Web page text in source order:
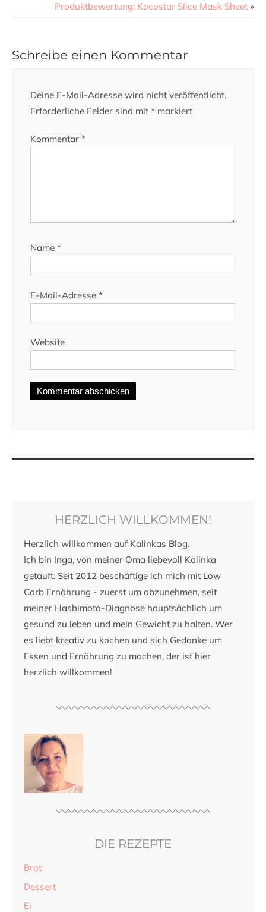
Produktbewertung: Kocostar Slice Mask Sheet »
Schreibe einen Kommentar
Deine E-Mail-Adresse wird nicht veröffentlicht.
Erforderliche Felder sind mit * markiert
Kommentar *
Name *
E-Mail-Adresse *
Website
HERZLICH WILLKOMMEN!
Herzlich willkommen auf Kalinkas Blog.
Ich bin Inga, von meiner Oma liebevoll Kalinka
getauft. Seit 2012 beschäftige ich mich mit Low
Carb Ernährung - zuerst um abzunehmen, seit
meiner Hashimoto-Diagnose hauptsächlich um
gesund zu leben und mein Gewicht zu halten. Wer
es liebt kreativ zu kochen und sich Gedanke um
Essen und Ernährung zu machen, der ist hier
herzlich willkommen!
DIE REZEPTE
Brot
Dessert
Ei